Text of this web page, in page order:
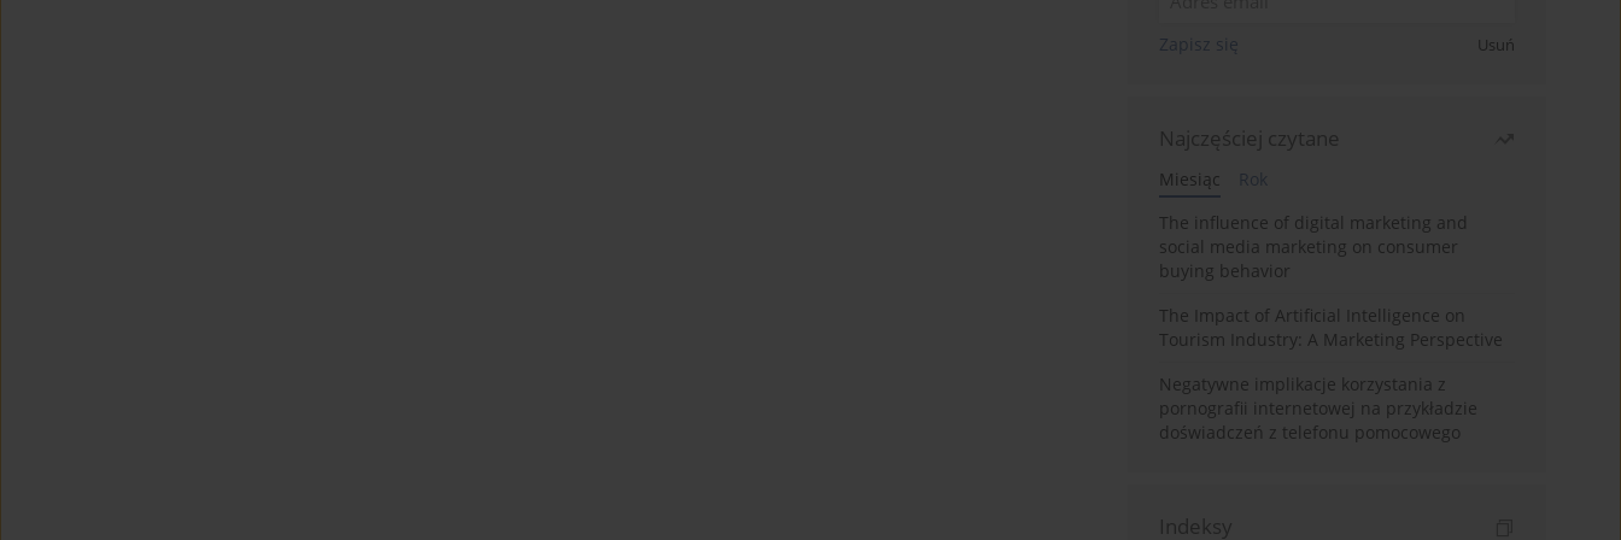
Zapisz się Usuń
Najczęściej czytane
Miesiąc
Rok
The influence of digital marketing and
social media marketing on consumer
buying behavior
The Impact of Artificial Intelligence on
Tourism Industry: A Marketing Perspective
Negatywne implikacje korzystania z
pornografii internetowej na przykładzie
doświadczeń z telefonu pomocowego
Indeksy